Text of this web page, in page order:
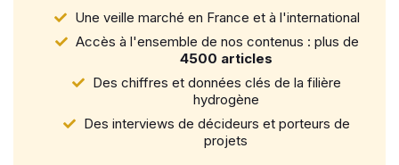
Une veille marché en France et à l'international
Accès à l'ensemble de nos contenus : plus de
4500 articles
Des chiffres et données clés de la filière
hydrogène
Des interviews de décideurs et porteurs de
projets